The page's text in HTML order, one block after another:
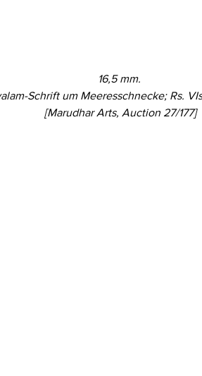
16,5 mm.
Schrift um Meeresschnecke; Rs.
[Marudhar Arts, Auction 27/177]